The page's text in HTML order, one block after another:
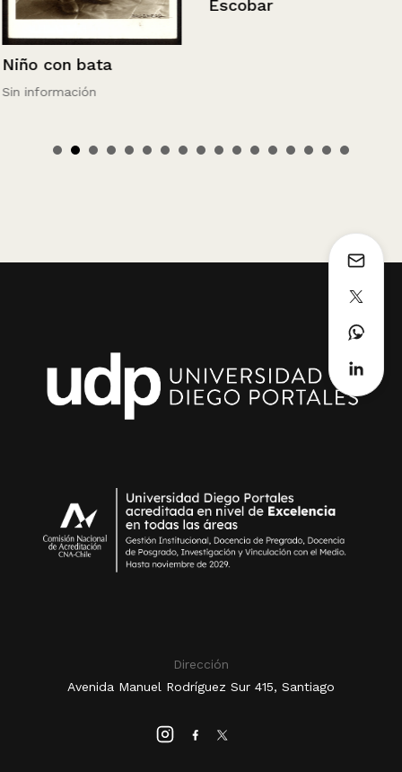
Niño con bata
Sin información
Escobar
Dirección
Avenida Manuel Rodríguez Sur 415, Santiago